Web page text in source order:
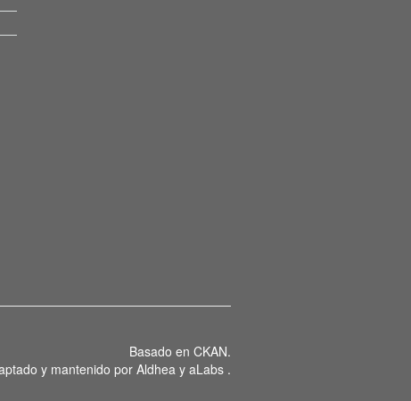
Basado en CKAN.
y mantenido porAldhea y aLabs .